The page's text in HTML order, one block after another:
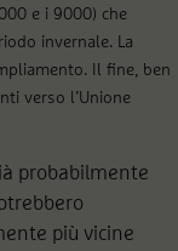
e i 9000) che
invernale. La
Il fine, ben
verso l’Unione
probabilmente
più vicine